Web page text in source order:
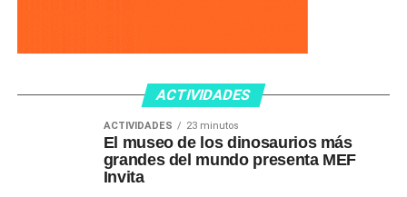
ACTIVIDADES
ACTIVIDADES 23 minutos
El museo de los dinosaurios más
grandes del mundo presenta MEF
Invita